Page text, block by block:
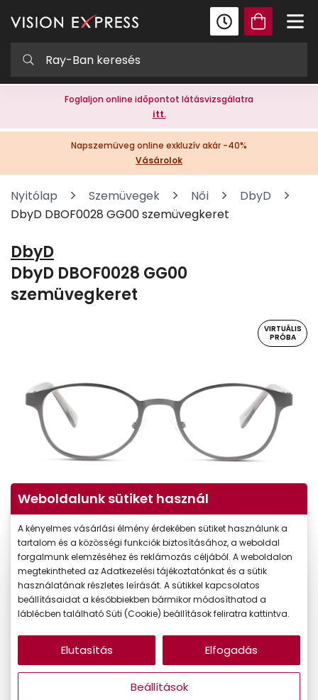
Foglaljon online időpontot látásvizsgálatra
itt.
Napszemüveg online exkluzív akár -40%
Vásárolok
Nyitólap Szemüvegek Női
DbyD
DbyD DBOF0028 GG00 szemüvegkeret
DbyD
DbyD DBOF0028 GG00
szemüvegkeret
VIRTUÁLIS
PRÓBA
Virtuális próba
Ár: 22.990 Ft
Weboldalunk sütiket használ
A kényelmes vásárlási élmény érdekében sütiket használunk a
tartalom és a közösségi funkciók biztosításához, a weboldal
forgalmunk elemzéséhez és reklámozás céljából. A weboldalon
megtekintheted az Adatkezelési tájékoztatónkat és a sütik
használatának részletes leírását. A sütikkel kapcsolatos
beállításaidat a későbbiekben bármikor módosíthatod a
láblécben található Süti (Cookie) beállítások feliratra kattintva.
Beállítások
Elutasítás Elfogadás